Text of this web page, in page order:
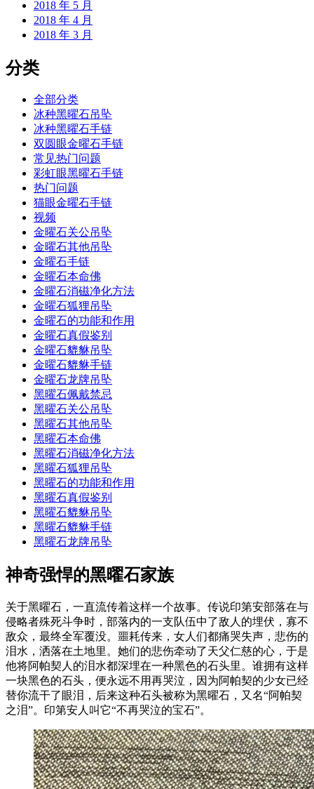
2018 年 5 月
2018 年 4 月
2018 年 3 月
分类
全部分类
冰种黑曜石吊坠
冰种黑曜石手链
双圆眼金曜石手链
常见热门问题
彩虹眼黑曜石手链
热门问题
猫眼金曜石手链
视频
金曜石关公吊坠
金曜石其他吊坠
金曜石手链
金曜石本命佛
金曜石消磁净化方法
金曜石狐狸吊坠
金曜石的功能和作用
金曜石真假鉴别
金曜石貔貅吊坠
金曜石貔貅手链
金曜石龙牌吊坠
黑曜石佩戴禁忌
黑曜石关公吊坠
黑曜石其他吊坠
黑曜石本命佛
黑曜石消磁净化方法
黑曜石狐狸吊坠
黑曜石的功能和作用
黑曜石真假鉴别
黑曜石貔貅吊坠
黑曜石貔貅手链
黑曜石龙牌吊坠
神奇强悍的黑曜石家族
关于黑曜石，一直流传着这样一个故事。传说印第安部落在与
侵略者殊死斗争时，部落内的一支队伍中了敌人的埋伏，寡不
敌众，最终全军覆没。噩耗传来，女人们都痛哭失声，悲伤的
泪水，洒落在土地里。她们的悲伤牵动了天父仁慈的心，于是
他将阿帕契人的泪水都深埋在一种黑色的石头里。谁拥有这样
一块黑色的石头，便永远不用再哭泣，因为阿帕契的少女已经
替你流干了眼泪，后来这种石头被称为黑曜石，又名“阿帕契
之泪”。印第安人叫它“不再哭泣的宝石”。